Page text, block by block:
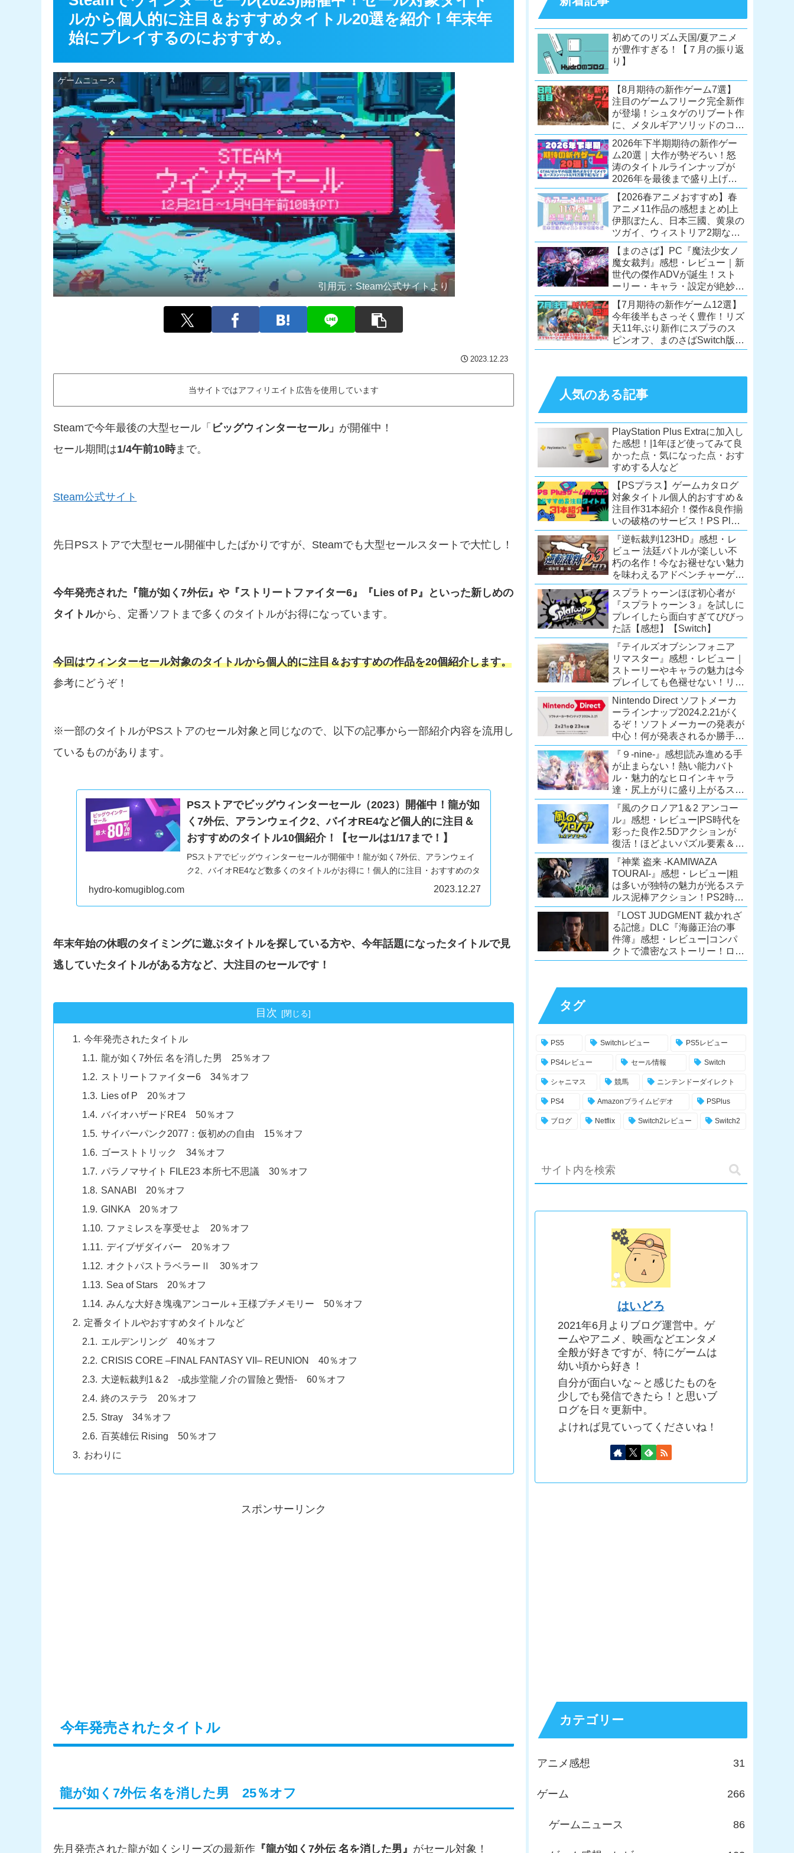
ルから個人的に注目＆おすすめタイトル20選を紹介！年末年
始にプレイするのにおすすめ。
ゲームニュース
引用元：Steam公式サイトより
2023.12.23
当サイトではアフィリエイト広告を使用しています
Steamで今年最後の大型セール「 ビッグウィンターセール」 が開催中！
セール期間は1/4午前10時まで。
Steam公式サイト
先日PSストアで大型セール開催中したばかりですが、Steamでも大型セールスタートで大忙し！
今年発売された『龍が如く7外伝』や『ストリートファイター6』『Lies of P』といった新しめの
タイトルから、定番ソフトまで多くのタイトルがお得になっています。
今回はウィンターセール対象のタイトルから個人的に注目＆おすすめの作品を20個紹介します。
参考にどうぞ！
※一部のタイトルがPSストアのセール対象と同じなので、以下の記事から一部紹介内容を流用し
ているものがあります。
PSストアでビッグウィンターセール（2023）開催中！龍が如
く7外伝、アランウェイク2、バイオRE4など個人的に注目＆
おすすめのタイトル10個紹介！【セールは1/17まで！】
PSストアでビッグウィンターセールが開催中！龍が如く7外伝、アランウェイ
ク2、バイオRE4など数多くのタイトルがお得に！個人的に注目・おすすめのタ
hydro-komugiblog.com 2023.12.27
年末年始の休暇のタイミングに遊ぶタイトルを探している方や、今年話題になったタイトルで見
逃していたタイトルがある方など、大注目のセールです！
目次
今年発売されたタイトル
龍が如く7外伝 名を消した男 25％オフ
ストリートファイター6 34％オフ
Lies of P 20％オフ
バイオハザードRE4 50％オフ
サイバーパンク2077：仮初めの自由 15％オフ
ゴーストトリック 34％オフ
パラノマサイト FILE23 本所七不思議 30％オフ
SANABI 20％オフ
GINKA 20％オフ
ファミレスを享受せよ 20％オフ
デイブザダイバー 20％オフ
オクトパストラベラーⅡ 30％オフ
Sea of Stars 20％オフ
みんな大好き塊魂アンコール＋王様プチメモリー 50％オフ
定番タイトルやおすすめタイトルなど
エルデンリング 40％オフ
CRISIS CORE –FINAL FANTASY VII– REUNION 40％オフ
大逆転裁判1＆2 -成歩堂龍ノ介の冒險と覺悟- 60％オフ
終のステラ 20％オフ
Stray 34％オフ
百英雄伝 Rising 50％オフ
おわりに
スポンサーリンク
今年発売されたタイトル
龍が如く7外伝 名を消した男 25％オフ
先月発売された龍が如くシリーズの最新作『龍が如く7外伝 名を消した男』 がセール対象！
初めてのリズム天国/夏アニメ
が豊作すぎる！【７月の振り返
り】
【8月期待の新作ゲーム7選】
注目のゲームフリーク完全新作
が登場！シュタゲのリブート作
に、メタルギアソリッドのコレ
クション第2弾も。夏休みを盛
り上げるタイトル大集合！
【Switch2/PS5/PC】
2026年下半期期待の新作ゲー
ム20選｜大作が勢ぞろい！怒
涛のタイトルラインナップが
2026年を最後まで盛り上げ
る！【Switch2/PS5/Xbox/PC】
【2026春アニメおすすめ】春
アニメ11作品の感想まとめ|上
伊那ぼたん、日本三國、黄泉の
ツガイ、ウィストリア2期な
ど……レベルの高い作品が多
い！？
【まのさば】PC『魔法少女ノ
魔女裁判』感想・レビュー｜新
世代の傑作ADVが誕生！スト
ーリー・キャラ・設定が絶妙に
絡み合う、命懸けの議論ミステ
リー【PC/Switch】
【7月期待の新作ゲーム12選】
今年後半もさっそく豊作！リズ
天11年ぶり新作にスプラのス
ピンオフ、まのさばSwitch版
も！【Switch2/PS5/PC】
人気のある記事
PlayStation Plus Extraに加入し
た感想！|1年ほど使ってみて良
かった点・気になった点・おす
すめする人など
【PSプラス】ゲームカタログ
対象タイトル個人的おすすめ＆
注目作31本紹介！傑作&良作揃
いの破格のサービス！PS Plus
Extra会員以上は遊び放題！
【2026年7月時点】
【PS5/PS4】
『逆転裁判123HD』感想・レ
ビュー 法廷バトルが楽しい不
朽の名作！今なお褪せない魅力
を味わえるアドベンチャーゲー
ムの傑作！（現在『逆転裁判
123 成歩堂セレクション』が配
信中）
スプラトゥーンほぼ初心者が
『スプラトゥーン３』を試しに
プレイしたら面白すぎてびびっ
た話【感想】【Switch】
『テイルズオブシンフォニア
リマスター』感想・レビュー｜
ストーリーやキャラの魅力は今
プレイしても色褪せない！リマ
スター内容に物足りなさはある
が、プレイする価値のあるシリ
ーズの人気作
【Switch/PS4/Xone】
Nintendo Direct ソフトメーカ
ーラインナップ2024.2.21がく
るぞ！ソフトメーカーの発表が
中心！何が発表されるか勝手に
予想！【ニンテンドーダイレク
ト予想】
『９-nine-』感想|読み進める手
が止まらない！熱い能力バト
ル・魅力的なヒロインキャラ
達・尻上がりに盛り上がるスト
ーリーが面白すぎるノベルゲ
ー！【PC/Steam/Switch/PS4】
『風のクロノア1＆2 アンコー
ル』感想・レビュー|PS時代を
彩った良作2.5Dアクションが
復活！ほどよいパズル要素＆切
ない余韻のストーリーも魅力！
【Switch/PS5/PS4/Xbox
X|S/Xone/PC】
『神業 盗来 -KAMIWAZA
TOURAI-』感想・レビュー|粗
は多いが独特の魅力が光るステ
ルス泥棒アクション！PS2時代
の異色のタイトル、令和に復
活！【Switch/PS4/Steam】
『LOST JUDGMENT 裁かれざ
る記憶』DLC『海藤正治の事
件簿』感想・レビュー|コンパ
クトで濃密なストーリー！ロス
トジャッジメント本編と合わせ
DLC！
タグ
PS5 Switchレビュー PS5レビュー
PS4レビュー セール情報 Switch
シャニマス 競馬 ニンテンドーダイレクト
PS4 Amazonプライムビデオ PSPlus
ブログ Netflix Switch2レビュー Switch2
はいどろ
2021年6月よりブログ運営中。ゲ
ームやアニメ、映画などエンタメ
全般が好きですが、特にゲームは
幼い頃から好き！
自分が面白いな～と感じたものを
少しでも発信できたら！と思いブ
ログを日々更新中。
よければ見ていってくださいね！
カテゴリー
アニメ感想 31
ゲーム 266
ゲームニュース 86